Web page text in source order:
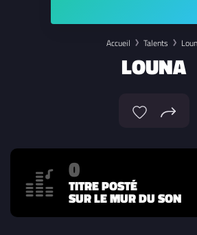
Accueil Talents
LOUNA
0
TITRE POSTÉ
SUR LE MUR DU SON